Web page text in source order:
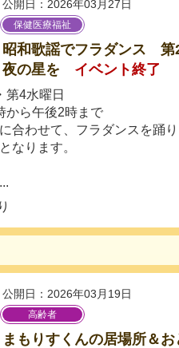
公開日：2026年03月27日
保健医療福祉
昭和歌謡でフラダンス
夜の星を
イベント終了
第4水曜日
から午後2時まで
合わせて、フラダンスを踊り
なります。
公開日：2026年03月19日
高齢者
まもりすくんの居場所＆